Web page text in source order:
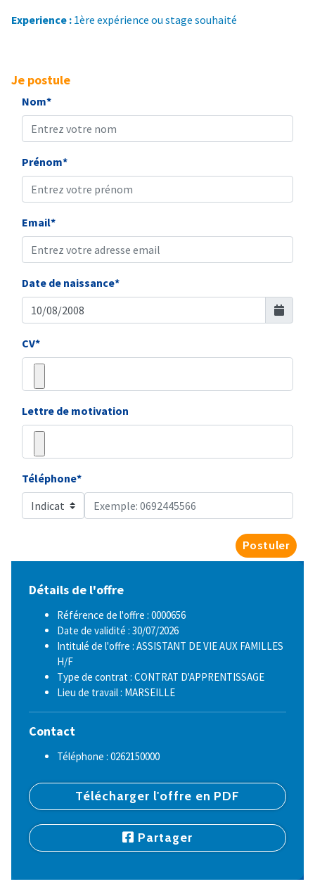
Experience : 1ère expérience ou stage souhaité
Je postule
Nom*
Prénom*
Email*
Date de naissance*
CV*
Lettre de motivation
Téléphone*
Postuler
Détails de l'offre
Référence de l'offre : 0000656
Date de validité : 30/07/2026
Intitulé de l'offre : ASSISTANT DE VIE AUX FAMILLES
H/F
Type de contrat : CONTRAT D'APPRENTISSAGE
Lieu de travail : MARSEILLE
Contact
Téléphone : 0262150000
Télécharger l'offre en PDF
Partager